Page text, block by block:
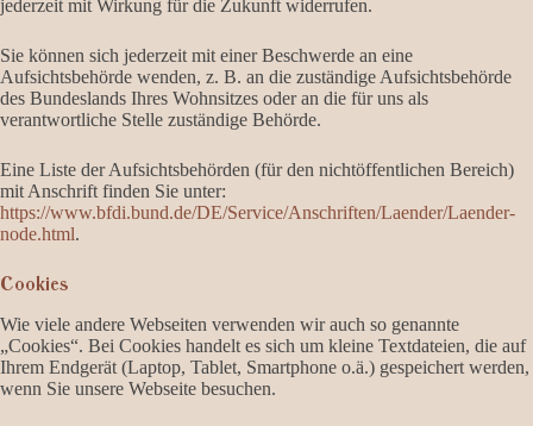
jederzeit mit Wirkung für die Zukunft widerrufen.
Sie können sich jederzeit mit einer Beschwerde an eine
Aufsichtsbehörde wenden, z. B. an die zuständige Aufsichtsbehörde
des Bundeslands Ihres Wohnsitzes oder an die für uns als
verantwortliche Stelle zuständige Behörde.
Eine Liste der Aufsichtsbehörden (für den nichtöffentlichen Bereich)
mit Anschrift finden Sie unter:
https://www.bfdi.bund.de/DE/Service/Anschriften/Laender/Laender-
node.html.
Cookies
Wie viele andere Webseiten verwenden wir auch so genannte
„Cookies“. Bei Cookies handelt es sich um kleine Textdateien, die auf
Ihrem Endgerät (Laptop, Tablet, Smartphone o.ä.) gespeichert werden,
wenn Sie unsere Webseite besuchen.